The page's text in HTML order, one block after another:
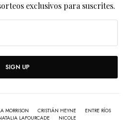
exclusivos para suscrites.
SIGN UP
MORRISON CRISTIÁN HEYNE
ENTRE RÍOS
LAFOURCADE NICOLE